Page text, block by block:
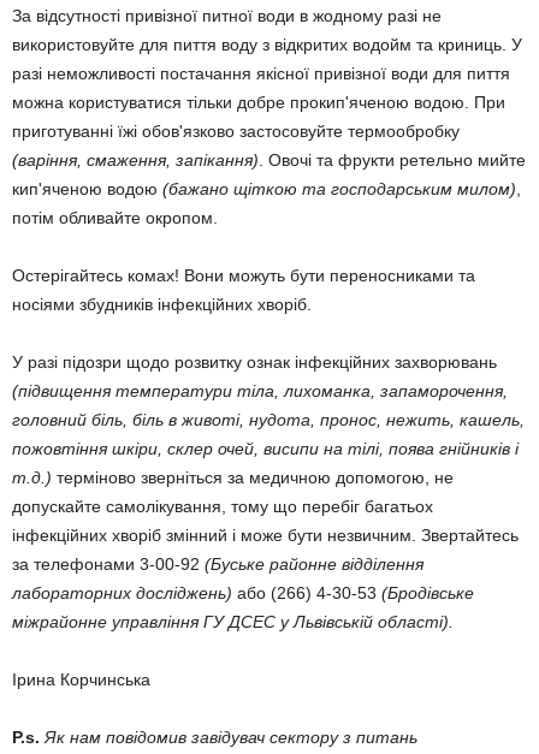
За відсутності привізної питної води в жодному разі не
використовуйте для пиття воду з відкритих водойм та криниць. У
разі неможливості постачання якісної привізної води для пиття
можна користуватися тільки добре прокип'яченою водою. При
приготуванні їжі обов'язково застосовуйте термообробку
(варіння, смаження, запікання) . Овочі та фрукти ретельно мийте
кип'яченою водою (бажано щіткою та господарським милом)
потім обливайте окропом.
Остерігайтесь комах! Вони можуть бути переносниками та
носіями збудників інфекційних хворіб.
У разі підозри щодо розвитку ознак інфекційних захворювань
(підвищення температури тіла, лихоманка, запаморочення,
головний біль, біль в животі, нудота, пронос, нежить, кашель,
пожовтіння шкіри, склер очей, висипи на тілі, поява гнійників і
т.д.) терміново зверніться за медичною допомогою, не
допускайте самолікування, тому що перебіг багатьох
інфекційних хворіб змінний і може бути незвичним. Звертайтесь
за телефонами 3-00-92 (Буське районне відділення
лабораторних досліджень) або (266) 4-30-53 (Бродівське
міжрайонне управління ГУ ДСЕС у Львівській області).
Ірина Корчинська
Р.s. Як нам повідомив завідувач сектору з питань